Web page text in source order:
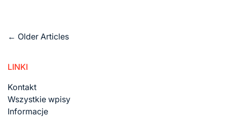
Posts
← Older Articles
LINKI
Kontakt
Wszystkie wpisy
Informacje